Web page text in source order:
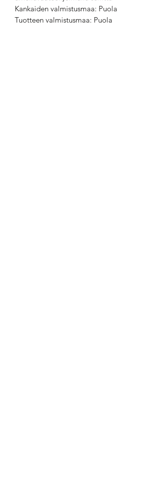
Kankaiden valmistusmaa: Puola
Tuotteen valmistusmaa: Puola